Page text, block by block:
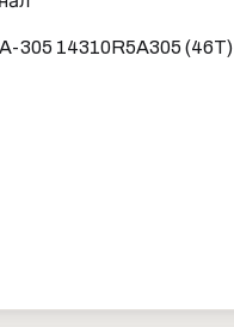
305 14310R5A305 (46T)